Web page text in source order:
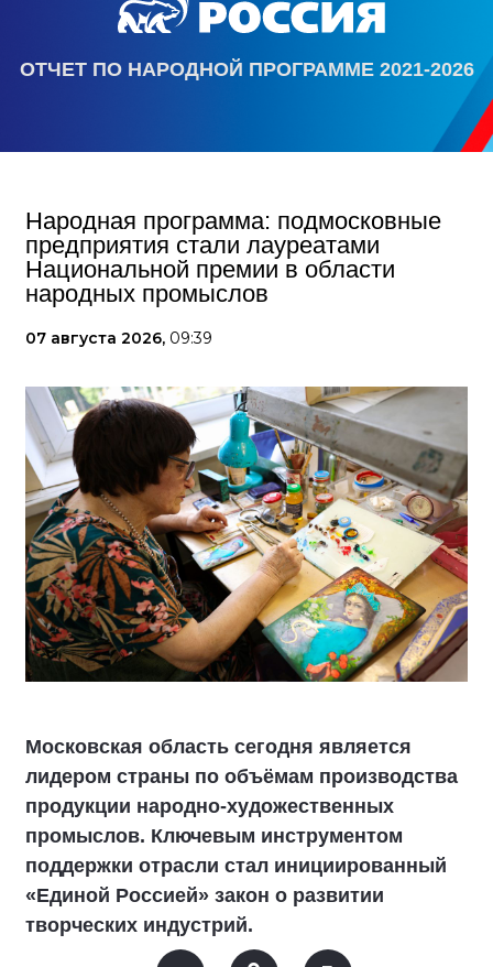
ОТЧЕТ ПО НАРОДНОЙ ПРОГРАММЕ 2021-2026
Народная программа: подмосковные
предприятия стали лауреатами
Национальной премии в области
народных промыслов
07 августа 2026, 09:39
Московская область сегодня является
лидером страны по объёмам производства
продукции народно-художественных
промыслов. Ключевым инструментом
поддержки отрасли стал инициированный
«Единой Россией» закон о развитии
творческих индустрий.